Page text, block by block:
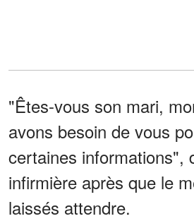
"Êtes-vous son mari,
avons besoin de vous
certaines informations",
infirmière après que le
laissés attendre.